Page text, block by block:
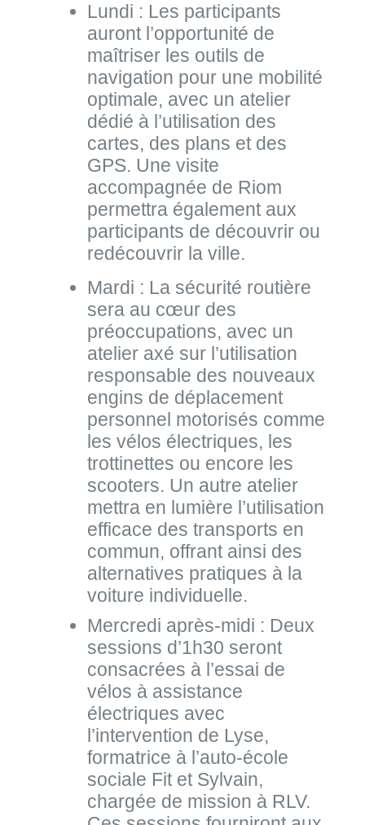
Lundi : Les participants
auront l’opportunité de
maîtriser les outils de
navigation pour une mobilité
optimale, avec un atelier
dédié à l’utilisation des
cartes, des plans et des
GPS. Une visite
accompagnée de Riom
permettra également aux
participants de découvrir ou
redécouvrir la ville.
Mardi : La sécurité routière
sera au cœur des
préoccupations, avec un
atelier axé sur l’utilisation
responsable des nouveaux
engins de déplacement
personnel motorisés comme
les vélos électriques, les
trottinettes ou encore les
scooters. Un autre atelier
mettra en lumière l’utilisation
efficace des transports en
commun, offrant ainsi des
alternatives pratiques à la
voiture individuelle.
Mercredi après-midi : Deux
sessions d’1h30 seront
consacrées à l’essai de
vélos à assistance
électriques avec
l’intervention de Lyse,
formatrice à l’auto-école
sociale Fit et Sylvain,
chargée de mission à RLV.